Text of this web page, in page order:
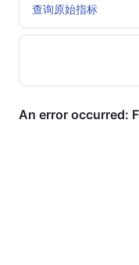
查询原始指标